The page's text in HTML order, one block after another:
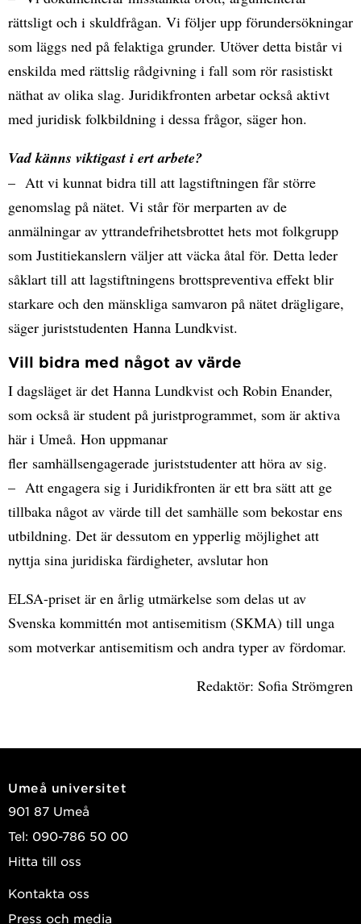
rättsligt och i skuldfrågan. Vi följer upp förundersökningar
som läggs ned på felaktiga grunder. Utöver detta bistår vi
enskilda med rättslig rådgivning i fall som rör rasistiskt
näthat av olika slag. Juridikfronten arbetar också aktivt
med juridisk folkbildning i dessa frågor, säger hon.
Vad känns viktigast i ert arbete?
– Att vi kunnat bidra till att lagstiftningen får större
genomslag på nätet. Vi står för merparten av de
anmälningar av yttrandefrihetsbrottet hets mot folkgrupp
som Justitiekanslern väljer att väcka åtal för. Detta leder
såklart till att lagstiftningens brottspreventiva effekt blir
starkare och den mänskliga samvaron på nätet drägligare,
säger juriststudenten Hanna Lundkvist.
Vill bidra med något av värde
I dagsläget är det Hanna Lundkvist och Robin Enander,
som också är student på juristprogrammet, som är aktiva
här i Umeå. Hon uppmanar
fler samhällsengagerade juriststudenter att höra av sig.
– Att engagera sig i Juridikfronten är ett bra sätt att ge
tillbaka något av värde till det samhälle som bekostar ens
utbildning. Det är dessutom en ypperlig möjlighet att
nyttja sina juridiska färdigheter, avslutar hon
ELSA-priset är en årlig utmärkelse som delas ut av
Svenska kommittén mot antisemitism (SKMA) till unga
som motverkar antisemitism och andra typer av fördomar.
Redaktör: Sofia Strömgren
Umeå universitet
901 87 Umeå
Tel: 090-786 50 00
Hitta till oss
Kontakta oss
Press och media